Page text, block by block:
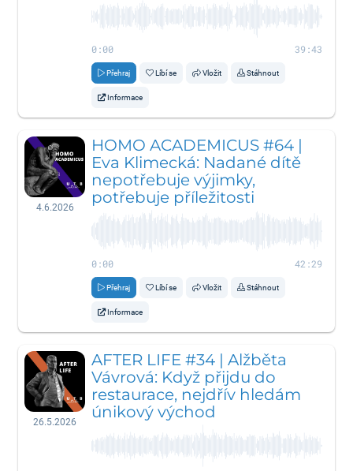
0:00 39:43
Přehraj Líbí se Vložit Stáhnout
Informace
4.6.2026
HOMO ACADEMICUS #64 |
Eva Klimecká: Nadané dítě
nepotřebuje výjimky,
potřebuje příležitosti
0:00 42:29
Přehraj Líbí se Vložit Stáhnout
Informace
26.5.2026
AFTER LIFE #34 | Alžběta
Vávrová: Když přijdu do
restaurace, nejdřív hledám
únikový východ